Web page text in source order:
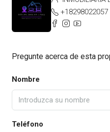
+18298022057
Pregunte acerca de esta
Nombre
Teléfono